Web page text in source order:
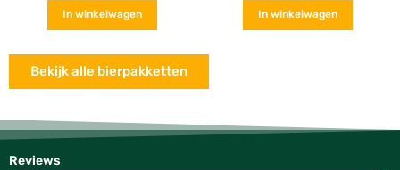
In winkelwagen In winkelwagen
Bekijk alle bierpakketten
Reviews